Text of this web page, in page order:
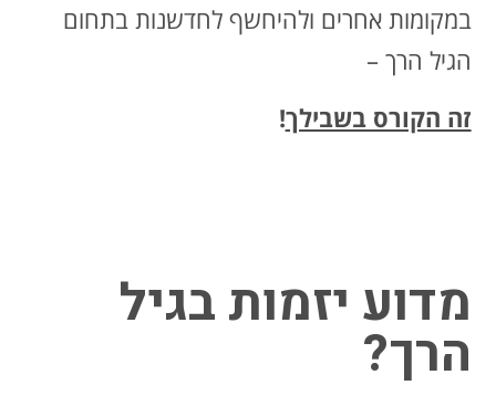
במקומות אחרים ולהיחשף לחדשנות בתחום
הגיל הרך –
זה הקורס בשבילך!
מדוע יזמות בגיל
הרך?